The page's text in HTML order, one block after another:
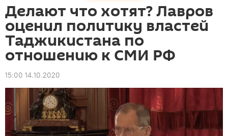
Делают что хотят? Лавров
оценил политику властей
Таджикистана по
отношению к СМИ РФ
15:00 14.10.2020